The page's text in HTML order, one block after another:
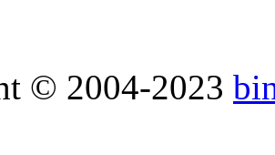
© 2004-2023